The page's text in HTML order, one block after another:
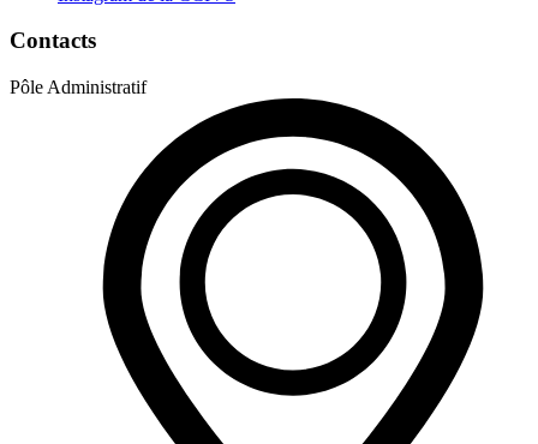
Contacts
Pôle Administratif